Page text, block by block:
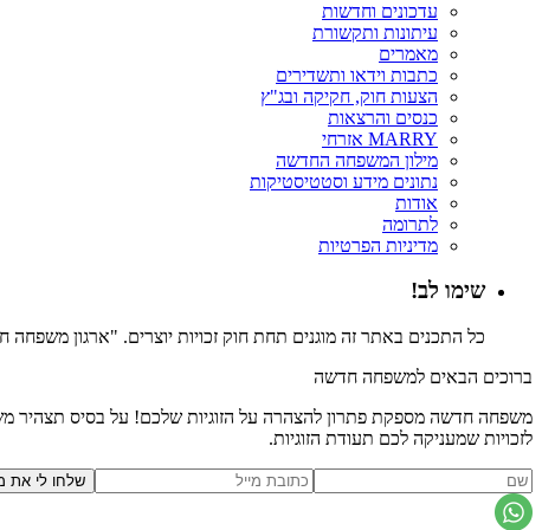
עדכונים וחדשות
עיתונות ותקשורת
מאמרים
כתבות וידאו ותשדירים
הצעות חוק, חקיקה ובג"ץ
כנסים והרצאות
MARRY אזרחי
מילון המשפחה החדשה
נתונים מידע וסטטיסטיקות
אודות
לתרומה
מדיניות הפרטיות
שימו לב!
כל התכנים באתר זה מוגנים תחת חוק זכויות יוצרים. "ארגון
ברוכים הבאים למשפחה חדשה
משפחה חדשה מספקת פתרון להצהרה על הזוגיות שלכם! על בסיס תצהיר
לזכויות שמעניקה לכם תעודת הזוגיות.